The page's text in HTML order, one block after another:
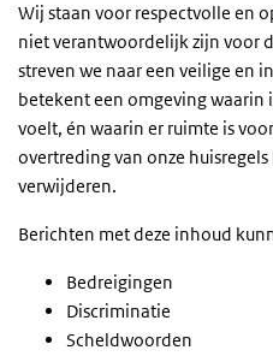
Wij staan voor respectvolle en
niet verantwoordelijk zijn voor
streven we naar een veilige en
betekent een omgeving waarin
voelt, én waarin er ruimte is
overtreding van onze
verwijderen.
Berichten met deze inhoud
Bedreigingen
Discriminatie
Scheldwoorden